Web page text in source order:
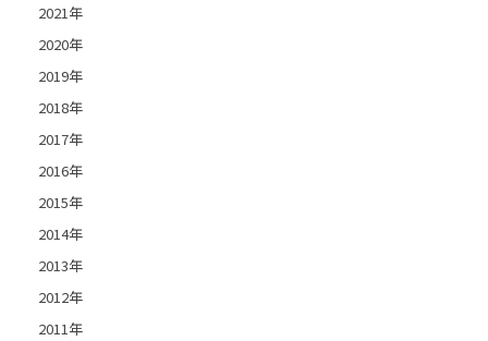
2021年
2020年
2019年
2018年
2017年
2016年
2015年
2014年
2013年
2012年
2011年